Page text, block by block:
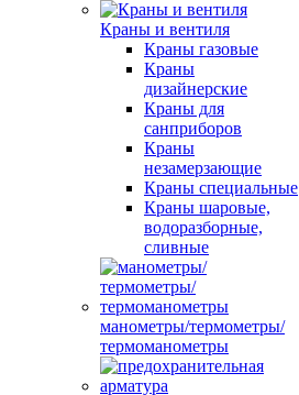
Краны и вентиля
Краны газовые
Краны
дизайнерские
Краны для
санприборов
Краны
незамерзающие
Краны специальные
Краны шаровые,
водоразборные,
сливные
манометры/термометры/
термоманометры